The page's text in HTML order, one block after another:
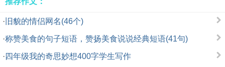
· 旧貌的情侣网名(46个)
·称赞美食的句子短语，赞扬美食说说经典短语(41句)
· 四年级我的奇思妙想400字学生写作